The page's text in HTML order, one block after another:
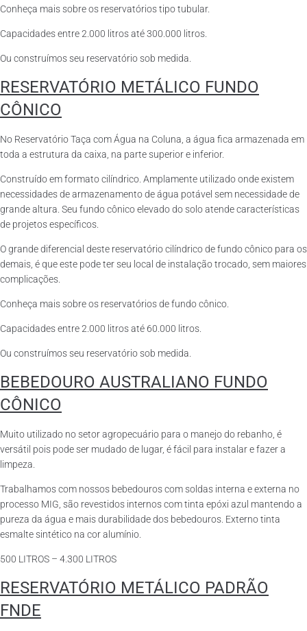
Conheça mais sobre os reservatórios tipo tubular.
Capacidades entre 2.000 litros até 300.000 litros.
Ou construímos seu reservatório sob medida.
RESERVATÓRIO METÁLICO FUNDO
CÔNICO
No Reservatório Taça com Água na Coluna, a água fica armazenada em
toda a estrutura da caixa, na parte superior e inferior.
Construído em formato cilíndrico. Amplamente utilizado onde existem
necessidades de armazenamento de água potável sem necessidade de
grande altura. Seu fundo cônico elevado do solo atende características
de projetos específicos.
O grande diferencial deste reservatório cilíndrico de fundo cônico para os
demais, é que este pode ter seu local de instalação trocado, sem maiores
complicações.
Conheça mais sobre os reservatórios de fundo cônico.
Capacidades entre 2.000 litros até 60.000 litros.
Ou construímos seu reservatório sob medida.
BEBEDOURO AUSTRALIANO FUNDO
CÔNICO
Muito utilizado no setor agropecuário para o manejo do rebanho, é
versátil pois pode ser mudado de lugar, é fácil para instalar e fazer a
limpeza.
Trabalhamos com nossos bebedouros com soldas interna e externa no
processo MIG, são revestidos internos com tinta epóxi azul mantendo a
pureza da água e mais durabilidade dos bebedouros. Externo tinta
esmalte sintético na cor alumínio.
500 LITROS – 4.300 LITROS
RESERVATÓRIO METÁLICO PADRÃO
FNDE